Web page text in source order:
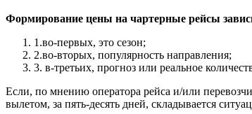
Формирование цены на чартерные рейсы
1.во-первых, это сезон;
2.во-вторых, популярность направления;
3. в-третьих, прогноз или реальное
Если, по мнению оператора рейса и/или
вылетом, за пять-десять дней, складывается